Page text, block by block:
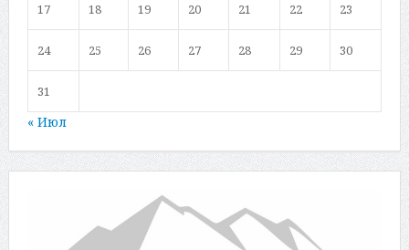
17 18 19 20 21 22 23
24 25 26 27 28 29 30
31
« Июл